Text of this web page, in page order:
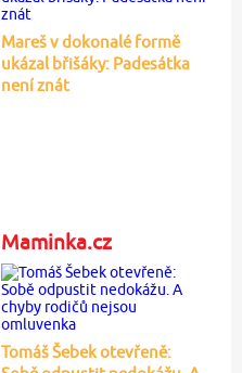
Mareš v dokonalé formě
ukázal břišáky: Padesátka
není znát
Maminka.cz
Tomáš Šebek otevřeně: